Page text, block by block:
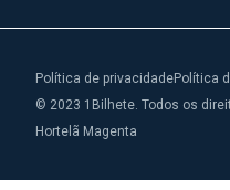
© 2023 1Bilhete. Todos os
Hortelã Magenta
Política de privacidadePolítica